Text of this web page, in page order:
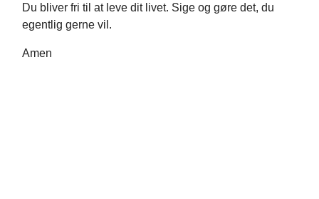
Du bliver fri til at leve dit livet. Sige og gøre det, du
egentlig gerne vil.
Amen